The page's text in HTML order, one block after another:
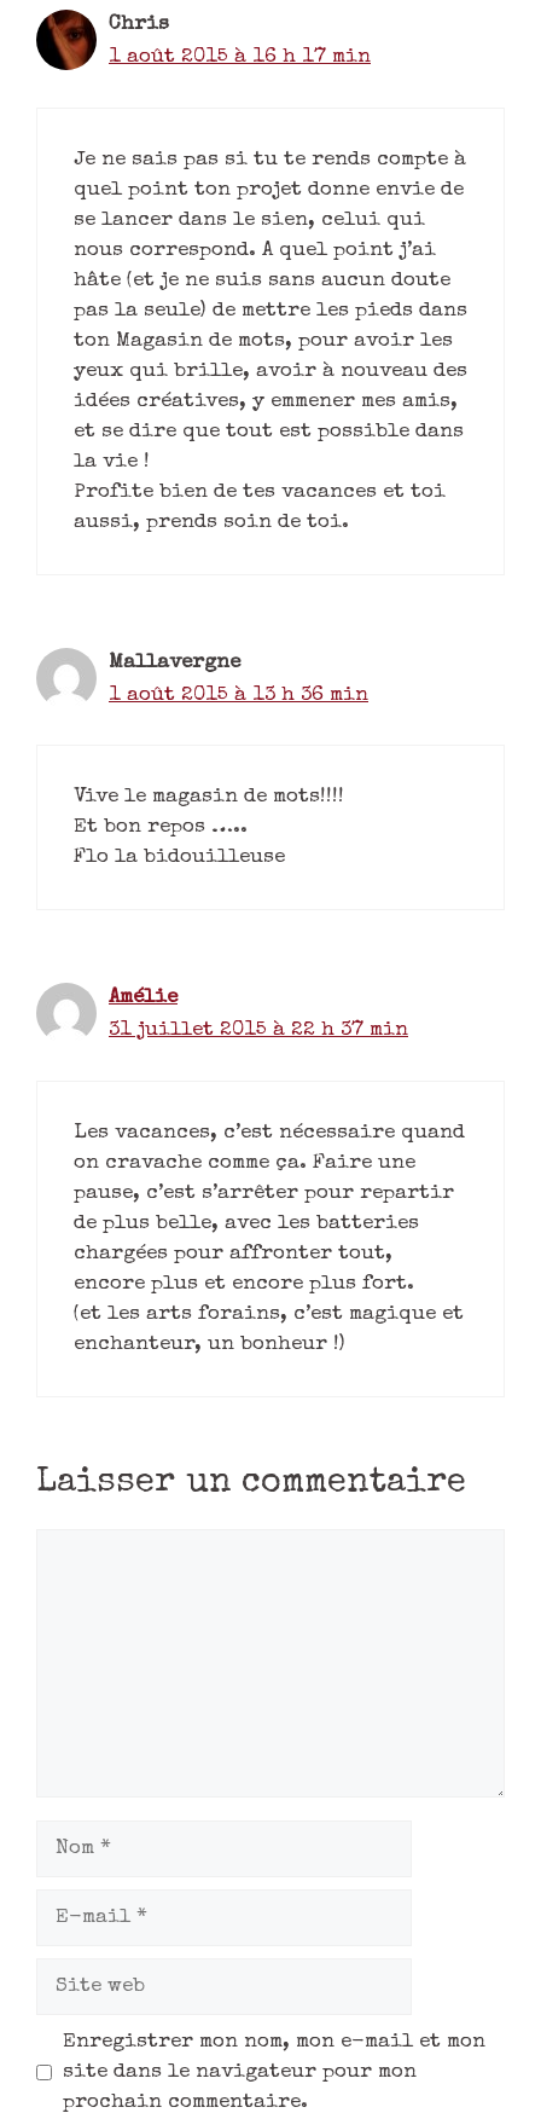
Chris
1 août 2015 à 16 h 17 min
Je ne sais pas si tu te rends compte à
quel point ton projet donne envie de
se lancer dans le sien, celui qui
nous correspond. A quel point j’ai
hâte (et je ne suis sans aucun doute
pas la seule) de mettre les pieds dans
ton Magasin de mots, pour avoir les
yeux qui brille, avoir à nouveau des
idées créatives, y emmener mes amis,
et se dire que tout est possible dans
la vie !
Profite bien de tes vacances et toi
aussi, prends soin de toi.
Mallavergne
1 août 2015 à 13 h 36 min
Vive le magasin de mots!!!!
Et bon repos …..
Flo la bidouilleuse
Amélie
31 juillet 2015 à 22 h 37 min
Les vacances, c’est nécessaire quand
on cravache comme ça. Faire une
pause, c’est s’arrêter pour repartir
de plus belle, avec les batteries
chargées pour affronter tout,
encore plus et encore plus fort.
(et les arts forains, c’est magique et
enchanteur, un bonheur !)
Laisser un commentaire
Enregistrer mon nom, mon e-mail et mon
site dans le navigateur pour mon
prochain commentaire.